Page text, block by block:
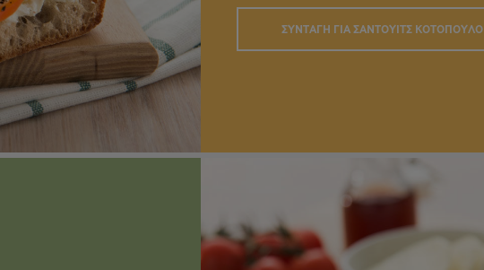
ΣΥΝΤΑΓΉ ΓΙΑ ΣΆΝΤΟΥΙΤΣ ΚΟΤΌΠΟΥΛΟ